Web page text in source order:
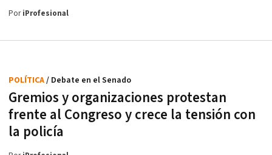
PoriProfesional
Gremios y organizaciones protestan
frente al Congreso y crece la tensión con
la policía
POLÍTICA/ Debate en el Senado